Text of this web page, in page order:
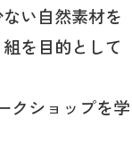
い自然素材を
を目的として
クショップを学